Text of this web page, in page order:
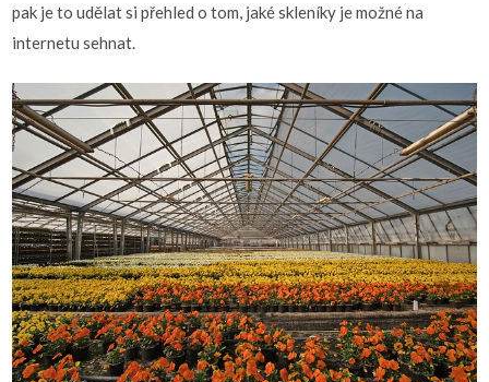
pak je to udělat si přehled o tom, jaké skleníky je možné na
internetu sehnat.